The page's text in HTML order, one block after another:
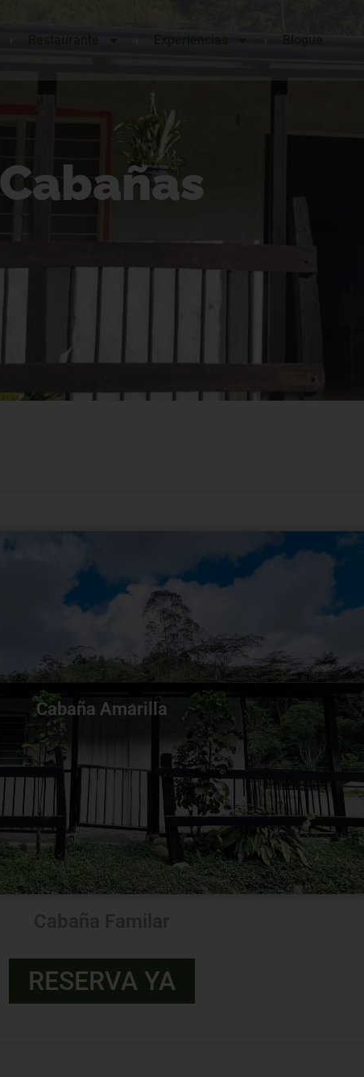
Restaurante Experiencias Blogue
Cabañas
Cabaña Amarilla
Cabaña Amarilla
con una habitación principal con cama doble y una cama sencilla, y
con una cama sencilla y un camarote.
VER MÁS
Cabaña Familar
RESERVA YA